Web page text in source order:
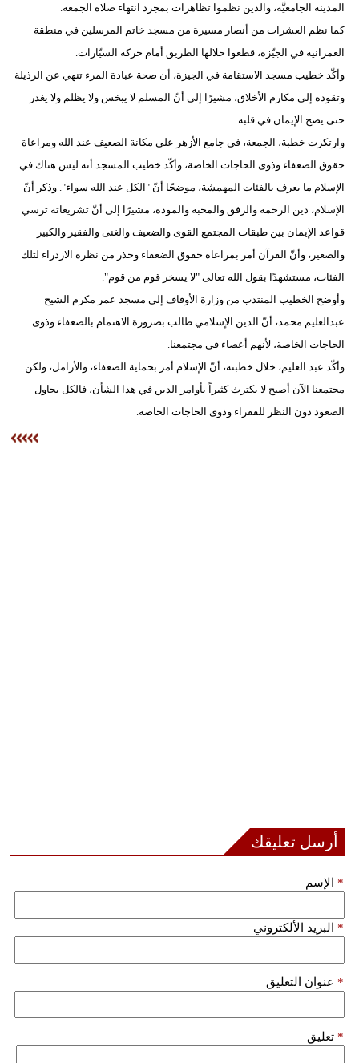
المدينة الجامعيَّة، والذين نظموا تظاهرات بمجرد انتهاء صلاة الجمعة.
كما نظم العشرات من أنصار مسيرة من مسجد خاتم المرسلين في منطقة
العمرانية في الجيّزة، قطعوا خلالها الطريق أمام حركة السيّارات.
وأكّد خطيب مسجد الاستقامة في الجيزة، أن صحة عبادة المرء تنهي عن الرذيلة
وتقوده إلى مكارم الأخلاق، مشيرًا إلى أنّ المسلم لا يبخس ولا يظلم ولا يغدر
حتى يصح الإيمان في قلبه.
وارتكزت خطبة، الجمعة، في جامع الأزهر على مكانة الضعيف عند الله ومراعاة
حقوق الضعفاء وذوى الحاجات الخاصة، وأكّد خطيب المسجد أنه ليس هناك في
الإسلام ما يعرف بالفئات المهمشة، موضحًا أنّ "الكل عند الله سواء". وذكر أنّ
الإسلام، دين الرحمة والرفق والمحبة والمودة، مشيرًا إلى أنّ تشريعاته ترسي
قواعد الإيمان بين طبقات المجتمع القوى والضعيف والغنى والفقير والكبير
والصغير، وأنّ القرآن أمر بمراعاة حقوق الضعفاء وحذر من نظرة الازدراء لتلك
الفئات، مستشهدًا بقول الله تعالى "لا يسخر قوم من قوم".
وأوضح الخطيب المنتدب من وزارة الأوقاف إلى مسجد عمر مكرم الشيخ
عبدالعليم محمد، أنّ الدين الإسلامي طالب بضرورة الاهتمام بالضعفاء وذوى
الحاجات الخاصة، لأنهم أعضاء في مجتمعنا.
وأكّد عبد العليم، خلال خطبته، أنّ الإسلام أمر بحماية الضعفاء، والأرامل، ولكن
مجتمعنا الآن أصبح لا يكترث كثيراً بأوامر الدين في هذا الشأن، فالكل يحاول
الصعود دون النظر للفقراء وذوى الحاجات الخاصة.
أرسل تعليقك
الإسم *
البريد الألكتروني *
عنوان التعليق *
تعليق *